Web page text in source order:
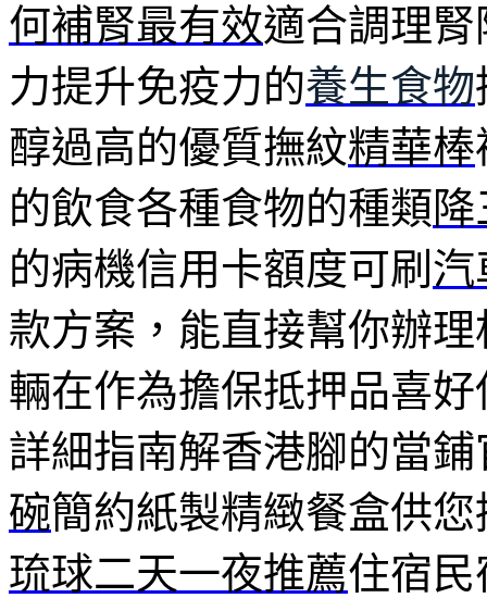
何補腎最有效適合調理
力提升免疫力的養生食物
醇過高的優質撫紋精華棒
的飲食各種食物的種類
的病機信用卡額度可刷 汽
款方案，能直接幫你辦
輛在作為擔保抵押品喜
詳細指南解香港腳的當
碗簡約紙製精緻餐盒供
琉球二天一夜推薦住宿